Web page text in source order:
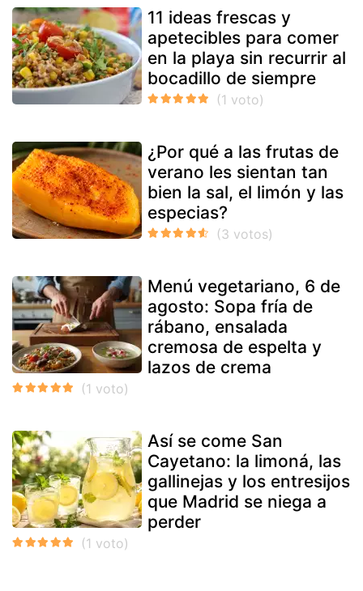
11 ideas frescas y
apetecibles para comer
en la playa sin recurrir al
bocadillo de siempre
¿Por qué a las frutas de
verano les sientan tan
bien la sal, el limón y las
especias?
Menú vegetariano, 6 de
agosto: Sopa fría de
rábano, ensalada
cremosa de espelta y
lazos de crema
Así se come San
Cayetano: la limoná, las
gallinejas y los entresijos
que Madrid se niega a
perder